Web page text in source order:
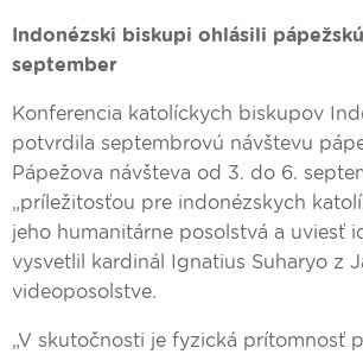
Indonézski biskupi ohlásili
september
Konferencia katolíckych biskupov
potvrdila septembrovú návštevu
Pápežova návšteva od 3. do 6.
„príležitosťou pre indonézskych
jeho humanitárne posolstvá a uviesť
vysvetlil kardinál Ignatius Suharyo z
videoposolstve.
„V skutočnosti je fyzická prítomnosť